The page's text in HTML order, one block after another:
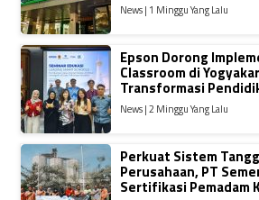
News | 1 Minggu Yang Lalu
Epson Dorong
Classroom di
Transformasi
News | 2 Minggu Yang Lalu
Perkuat Sistem
Perusahaan, PT
Sertifikasi Pemadam